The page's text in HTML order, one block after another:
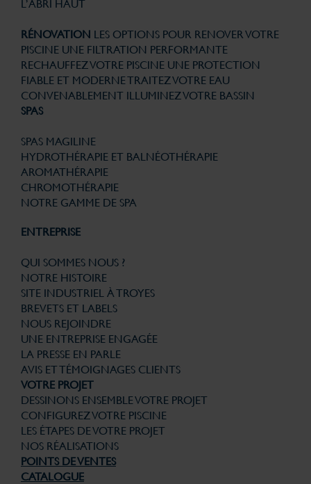
L’ABRI HAUT
RÉNOVATION LES OPTIONS POUR RENOVER VOTRE
PISCINE UNE FILTRATION PERFORMANTE
RECHAUFFEZ VOTRE PISCINE UNE PROTECTION
FIABLE ET MODERNETRAITEZ VOTRE EAU
CONVENABLEMENT ILLUMINEZ VOTRE BASSIN
SPAS
SPAS MAGILINE
HYDROTHÉRAPIE ET BALNÉOTHÉRAPIE
AROMATHÉRAPIE
CHROMOTHÉRAPIE
NOTRE GAMME DE SPA
ENTREPRISE
QUI SOMMES NOUS ?
NOTRE HISTOIRE
SITE INDUSTRIEL À TROYES
BREVETS ET LABELS
NOUS REJOINDRE
UNE ENTREPRISE ENGAGÉE
LA PRESSE EN PARLE
AVIS ET TÉMOIGNAGES CLIENTS
VOTRE PROJET
DESSINONS ENSEMBLE VOTRE PROJET
CONFIGUREZ VOTRE PISCINE
LES ÉTAPES DE VOTRE PROJET
NOS RÉALISATIONS
POINTS DE VENTES
CATALOGUE